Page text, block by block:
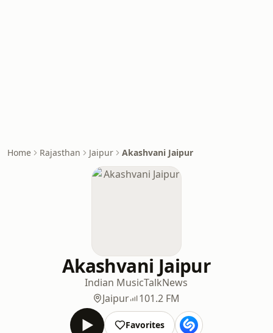
Home Rajasthan Jaipur Akashvani Jaipur
Akashvani Jaipur
Indian MusicTalkNews
Jaipur
101.2 FM
Favorites